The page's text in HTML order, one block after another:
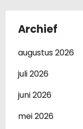
Archief
augustus 2026
juli 2026
juni 2026
mei 2026